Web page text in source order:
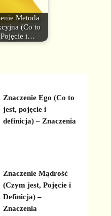
Metoda
(Co to
Pojęcie i…
Znaczenie Ego (Co to
jest, pojęcie i
definicja) – Znaczenia
Znaczenie Mądrość
(Czym jest, Pojęcie i
Definicja) –
Znaczenia